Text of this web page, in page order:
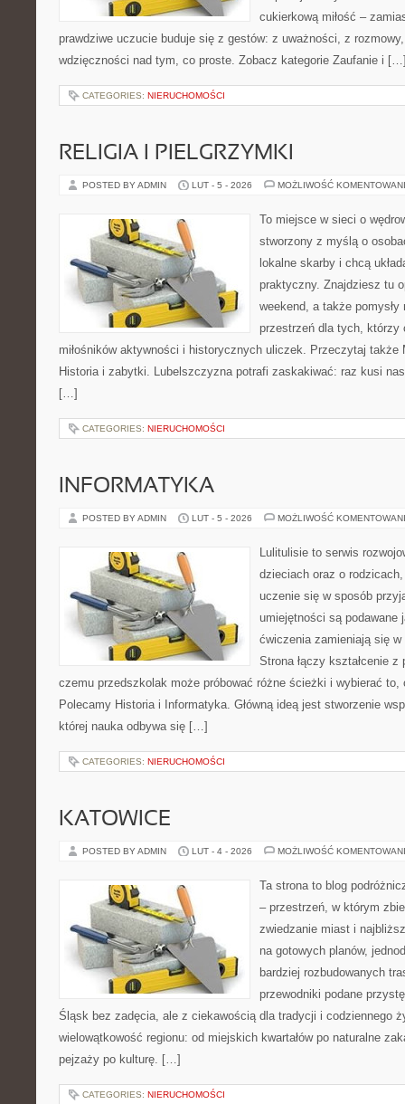
cukierkową miłość –
prawdziwe uczucie buduje się z gestów: z uważności, z
wdzięczności nad tym, co proste. Zobacz kategorie Zaufanie i
CATEGORIES: NIERUCHOMOŚCI
RELIGIA I PIELGRZYMKI
POSTED BY ADMIN LUT - 5 - 2026 MOŻLIWOŚĆ
To miejsce w sieci o
stworzony z myślą o
lokalne skarby i chcą
praktyczny. Znajdziesz tu
weekend, a także pomysły
przestrzeń dla tych, którzy
miłośników aktywności i historycznych uliczek. Przeczytaj
Historia i zabytki. Lubelszczyzna potrafi zaskakiwać: raz kusi
[…]
CATEGORIES: NIERUCHOMOŚCI
INFORMATYKA
POSTED BY ADMIN LUT - 5 - 2026 MOŻLIWOŚĆ
Lulitulisie to serwis
dzieciach oraz o
uczenie się w sposób
umiejętności są podawane
ćwiczenia zamieniają się
Strona łączy kształcenie z
czemu przedszkolak może próbować różne ścieżki i wybierać to,
Polecamy Historia i Informatyka. Główną ideą jest stworzenie
której nauka odbywa się […]
CATEGORIES: NIERUCHOMOŚCI
KATOWICE
POSTED BY ADMIN LUT - 4 - 2026 MOŻLIWOŚĆ
Ta strona to blog
– przestrzeń, w którym
zwiedzanie miast i
na gotowych planów,
bardziej rozbudowanych
przewodniki podane
Śląsk bez zadęcia, ale z ciekawością dla tradycji i codziennego
wielowątkowość regionu: od miejskich kwartałów po naturalne
pejzaży po kulturę. […]
CATEGORIES: NIERUCHOMOŚCI